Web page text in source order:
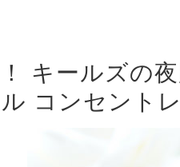
キールズの
コンセント